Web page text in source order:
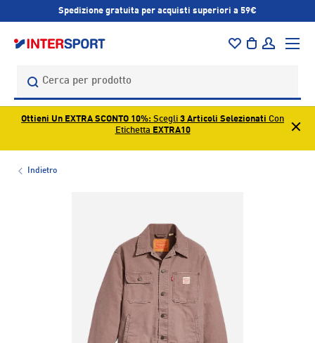
Spedizione gratuita per acquisti superiori a 59€
Cerca
BorsaAccedi
Menu
Ottieni Un EXTRA SCONTO 10%: Scegli 3 Articoli Selezionati Con
Etichetta EXTRA10
Indietro